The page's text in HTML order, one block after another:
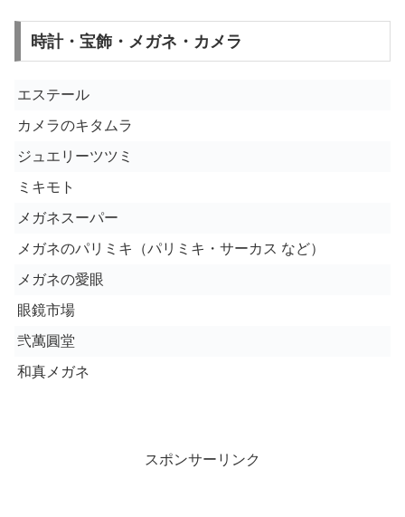
時計・宝飾・メガネ・カメラ
エステール
カメラのキタムラ
ジュエリーツツミ
ミキモト
メガネスーパー
メガネのパリミキ（パリミキ・サーカス など）
メガネの愛眼
眼鏡市場
弐萬圓堂
和真メガネ
スポンサーリンク